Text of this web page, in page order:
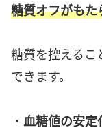
糖質オフがもた
糖質を控えるこ
できます。
・ 血糖値の安定